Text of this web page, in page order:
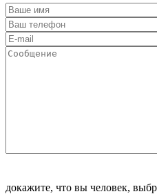
докажите, что вы человек,